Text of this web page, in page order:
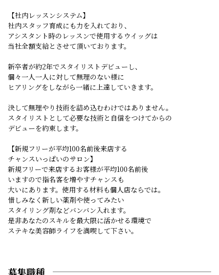
【社内レッスンシステム】
社内スタッフ育成にも力を入れており、
アシスタント時のレッスンで使用するウイッグは
当社全額支給とさせて頂いております。
新卒者が約2年でスタイリストデビューし、
個々一人一人に対して無理のない様に
ヒアリングをしながら一緒に上達していきます。
決して無理やり技術を詰め込むわけではありません。
スタイリストとして必要な技術と自信をつけてからの
デビューを約束します。
【新規フリーが平均100名前後来店する
チャンスいっぱいのサロン】
新規フリーで来店するお客様が平均100名前後
いますので指名客を増やすチャンスも
大いにあります。使用する材料も個人店ならでは。
惜しみなく新しい薬剤や使ってみたい
スタイリング剤などバンバン入れます。
是非あなたのスキルを最大限に活かせる環境で
ステキな美容師ライフを満喫して下さい。
募集職種